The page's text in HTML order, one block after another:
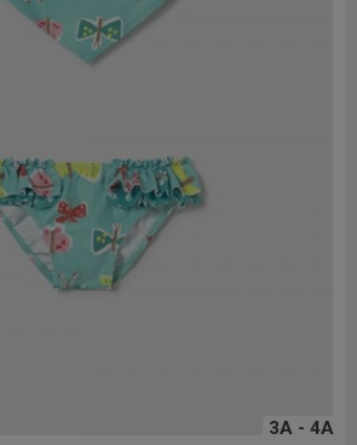
3A - 4A